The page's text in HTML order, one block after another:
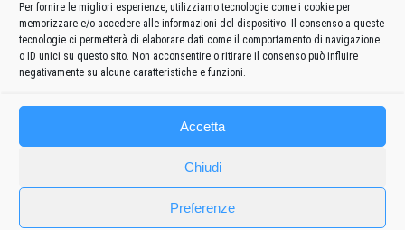
Per fornire le migliori esperienze, utilizziamo tecnologie come i cookie per
memorizzare e/o accedere alle informazioni del dispositivo. Il consenso a queste
tecnologie ci permetterà di elaborare dati come il comportamento di navigazione
o ID unici su questo sito. Non acconsentire o ritirare il consenso può influire
negativamente su alcune caratteristiche e funzioni.
Accetta
Chiudi
Preferenze
COMMENTI SUL POST
Questo sito utilizza Akismet per ridurre lo spam.Scopri come vengono
elaborati i dati derivati dai commenti.